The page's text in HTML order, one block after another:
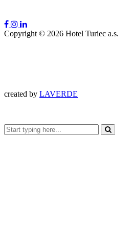
Copyright © 2026 Hotel Turiec a.s.
created by LAVERDE